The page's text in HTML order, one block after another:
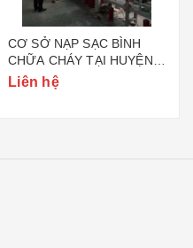
CƠ SỞ NẠP SẠC BÌNH
CHỮA CHÁY TẠI HUYỆN
GIA LÂM HÀ NỘI
Liên hệ